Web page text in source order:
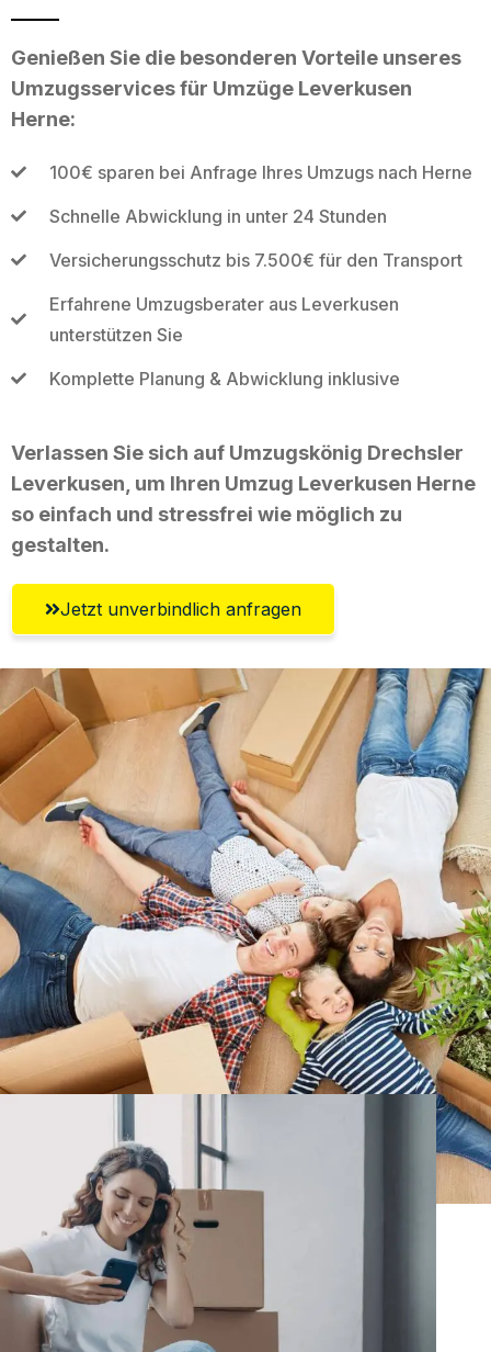
Genießen Sie die besonderen Vorteile unseres
Umzugsservices für Umzüge Leverkusen
Herne:
100€ sparen bei Anfrage Ihres Umzugs nach Herne
Schnelle Abwicklung in unter 24 Stunden
Versicherungsschutz bis 7.500€ für den Transport
Erfahrene Umzugsberater aus Leverkusen
unterstützen Sie
Komplette Planung & Abwicklung inklusive
Verlassen Sie sich auf Umzugskönig Drechsler
Leverkusen, um Ihren Umzug Leverkusen Herne
so einfach und stressfrei wie möglich zu
gestalten.
Jetzt unverbindlich anfragen